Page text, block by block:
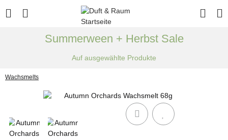
Summerween + Herbst Sale
Auf ausgewählte Produkte
Wachsmelts